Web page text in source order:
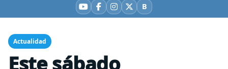
YouTube
Facebook
Instagram
X BBluesky
Actualidad
Este sábado